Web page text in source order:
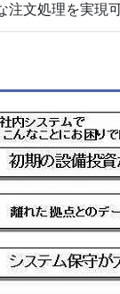
文処理を実現可